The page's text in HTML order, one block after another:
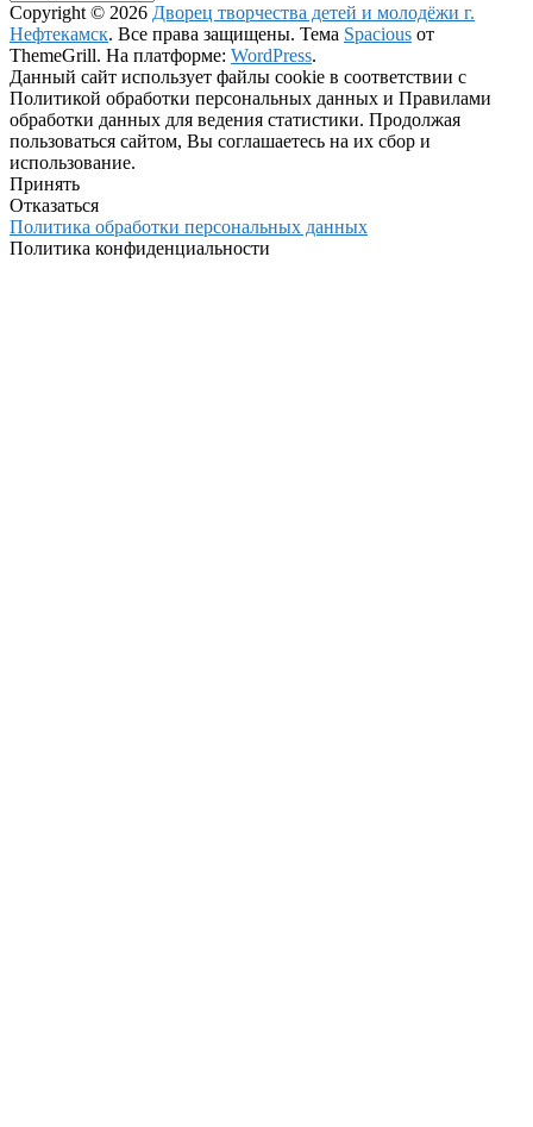
Copyright © 2026 Дворец творчества детей и молодёжи г.
Нефтекамск. Все права защищены. Тема Spacious от
ThemeGrill. На платформе: WordPress.
Данный сайт использует файлы cookie в соответствии с
Политикой обработки персональных данных и Правилами
обработки данных для ведения статистики. Продолжая
пользоваться сайтом, Вы соглашаетесь на их сбор и
использование.
Принять
Отказаться
Политика обработки персональных данных
Политика конфиденциальности